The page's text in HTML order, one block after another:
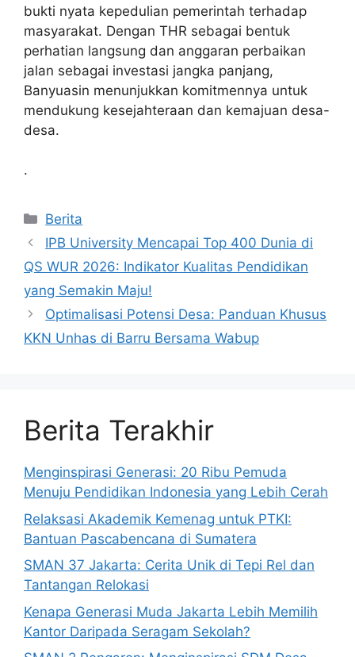
bukti nyata kepedulian pemerintah terhadap
masyarakat. Dengan THR sebagai bentuk
perhatian langsung dan anggaran perbaikan
jalan sebagai investasi jangka panjang,
Banyuasin menunjukkan komitmennya untuk
mendukung kesejahteraan dan kemajuan desa-
desa.
.
Kategori
Berita
IPB University Mencapai Top 400 Dunia di
QS WUR 2026: Indikator Kualitas Pendidikan
yang Semakin Maju!
Optimalisasi Potensi Desa: Panduan Khusus
KKN Unhas di Barru Bersama Wabup
Berita Terakhir
Menginspirasi Generasi: 20 Ribu Pemuda
Menuju Pendidikan Indonesia yang Lebih Cerah
Relaksasi Akademik Kemenag untuk PTKI:
Bantuan Pascabencana di Sumatera
SMAN 37 Jakarta: Cerita Unik di Tepi Rel dan
Tantangan Relokasi
Kenapa Generasi Muda Jakarta Lebih Memilih
Kantor Daripada Seragam Sekolah?